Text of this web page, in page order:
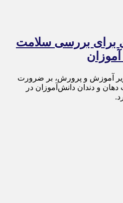
برای بررسی سلامت
آموزش و پرورش، بر ضرورت
و دندان دانش‌آموزان در